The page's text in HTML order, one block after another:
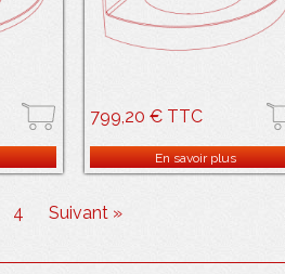
de
blanche
799,20 € TTC
442mm en résine de synthèse
SALAMANDRE ® Cuve en résine
synthèse SALAMANDRE®
En savoir plus
4 Suivant »